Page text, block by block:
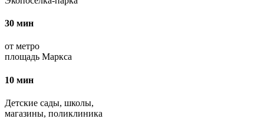
30 мин
от метро
площадь Маркса
10 мин
Детские сады, школы,
магазины, поликлиника